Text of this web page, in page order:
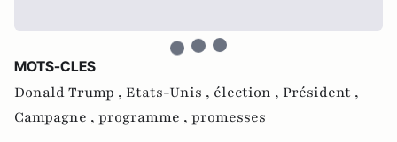
MOTS-CLES
Donald Trump , Etats-Unis , élection , Président ,
Campagne , programme , promesses